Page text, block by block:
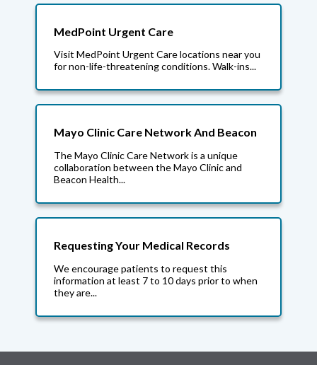
MedPoint Urgent Care
Visit MedPoint Urgent Care locations near you
for non-life-threatening conditions. Walk-ins...
Mayo Clinic Care Network And Beacon
The Mayo Clinic Care Network is a unique
collaboration between the Mayo Clinic and
Beacon Health...
Requesting Your Medical Records
We encourage patients to request this
information at least 7 to 10 days prior to when
they are...